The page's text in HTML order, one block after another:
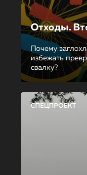
Отходы.
Почему
избежать
свалку?
СПЕЦПРОЕКТ